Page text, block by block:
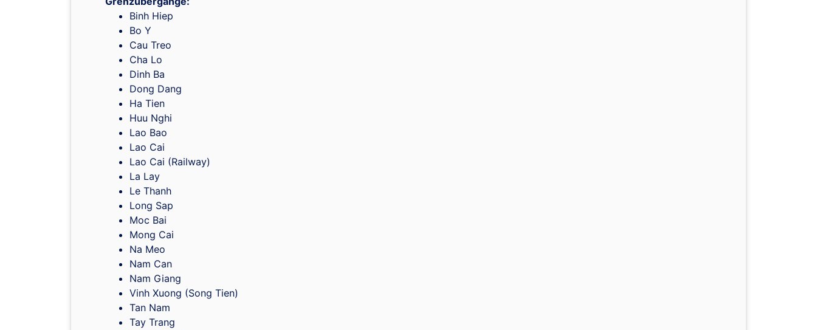
Binh Hiep
Bo Y
Cau Treo
Cha Lo
Dinh Ba
Dong Dang
Ha Tien
Huu Nghi
Lao Bao
Lao Cai
Lao Cai (Railway)
La Lay
Le Thanh
Long Sap
Moc Bai
Mong Cai
Na Meo
Nam Can
Nam Giang
Vinh Xuong (Song Tien)
Tan Nam
Tay Trang